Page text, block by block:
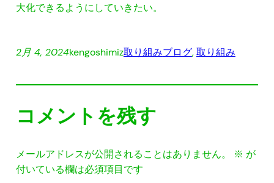
大化できるようにしていきたい。
2月 4, 2024kengoshimiz取り組みブログ, 取り組み
コメントを残す
メールアドレスが公開されることはありません。 ※ が
付いている欄は必須項目です